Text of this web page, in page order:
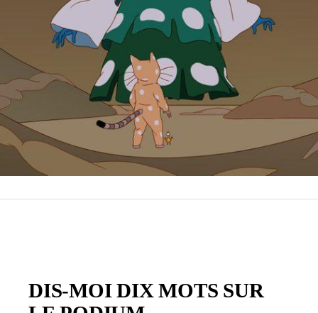
DIS-MOI DIX MOTS SUR